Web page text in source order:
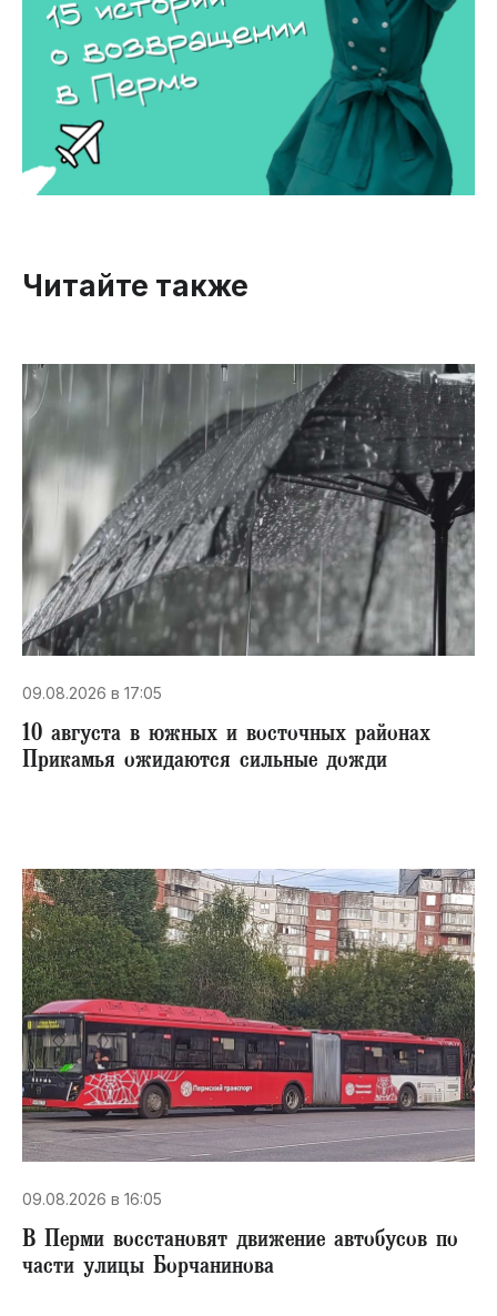
Читайте также
09.08.2026 в 17:05
10 августа в южных и восточных районах
Прикамья ожидаются сильные дожди
09.08.2026 в 16:05
В Перми восстановят движение автобусов по
части улицы Борчанинова